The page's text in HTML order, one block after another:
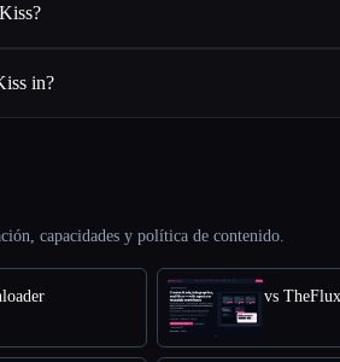
in?
capacidades y política de contenido.
vs